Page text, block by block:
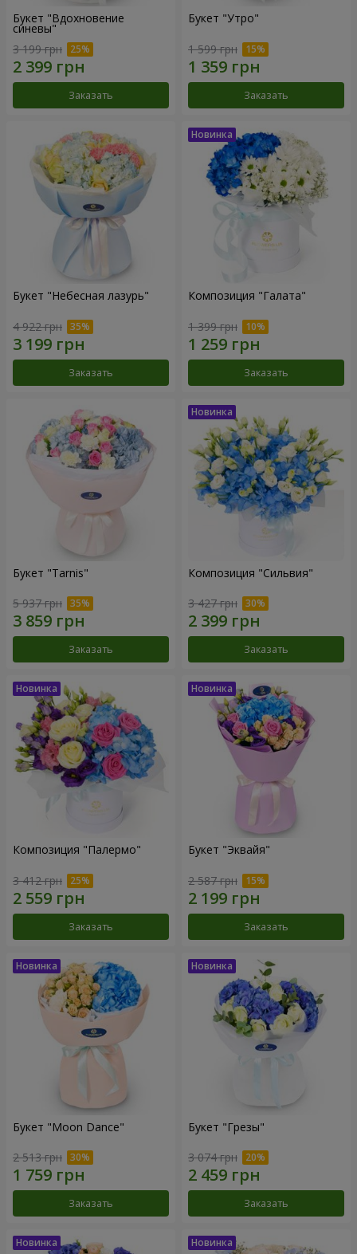
Букет "Вдохновение
синевы"
3 199 грн
Заказать
Букет "Утро"
1 599 грн
Заказать
Букет "Небесная лазурь"
4 922 грн
Заказать
Композиция "Галата"
1 399 грн
Заказать
Букет "Tarnis"
5 937 грн
Заказать
Композиция "Сильвия"
3 427 грн
Заказать
Композиция "Палермо"
3 412 грн
Заказать
Букет "Эквайя"
2 587 грн
Заказать
Букет "Moon Dance"
2 513 грн
Заказать
Букет "Грезы"
3 074 грн
Заказать